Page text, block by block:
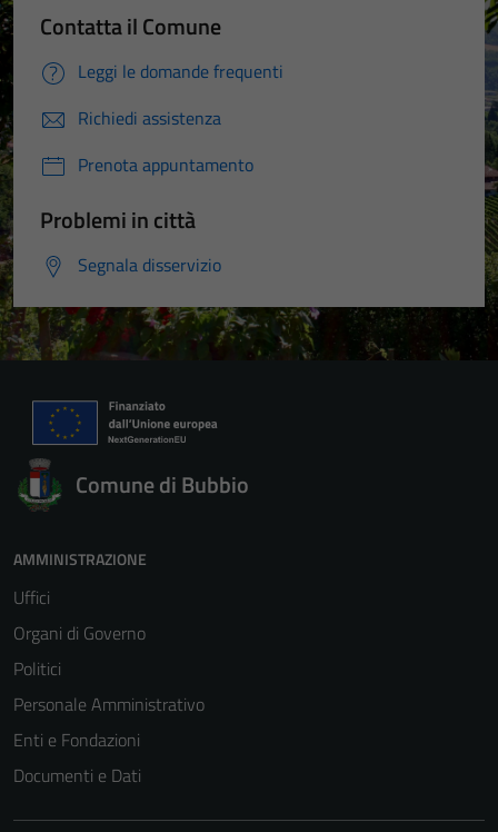
Contatta il Comune
Leggi le domande frequenti
Richiedi assistenza
Prenota appuntamento
Problemi in città
Segnala disservizio
Comune di Bubbio
AMMINISTRAZIONE
Uffici
Organi di Governo
Politici
Personale Amministrativo
Enti e Fondazioni
Documenti e Dati